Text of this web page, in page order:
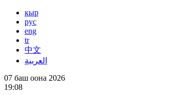
кыр
рус
eng
tr
中文
العربية
07 баш оона 2026
19:08